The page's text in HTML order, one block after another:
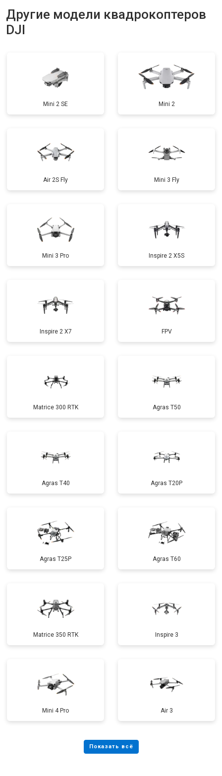
Другие модели квадрокоптеров
DJI
Mini 2 SE Mini 2
Air 2S Fly Mini 3 Fly
Mini 3 Pro Inspire 2 X5S
Inspire 2 X7 FPV
Matrice 300 RTK Agras T50
Agras T40 Agras T20P
Agras T25P Agras T60
Matrice 350 RTK Inspire 3
Mini 4 Pro Air 3